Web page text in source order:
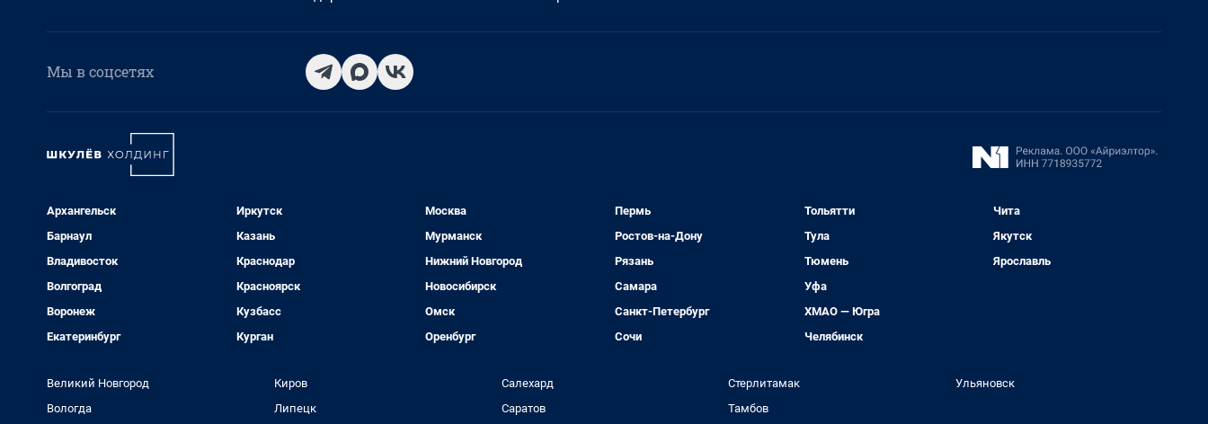
Мы в соцсетях
Архангельск
Барнаул
Владивосток
Волгоград
Воронеж
Екатеринбург
Иркутск
Казань
Краснодар
Красноярск
Кузбасс
Курган
Москва
Мурманск
Нижний Новгород
Новосибирск
Омск
Оренбург
Пермь
Ростов-на-Дону
Рязань
Самара
Санкт-Петербург
Сочи
Тольятти
Тула
Тюмень
Уфа
ХМАО — Югра
Челябинск
Чита
Якутск
Ярославль
Великий Новгород
Вологда
Киров
Липецк
Салехард
Саратов
Стерлитамак
Тамбов
Ульяновск